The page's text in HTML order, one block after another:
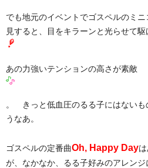
でも地元のイベントでゴスペルのミ
見すると、目をキラーンと光らせて駆
あの力強いテンションの高さが素敵
。 きっと低血圧のるる子にはないも
うなあ。
ゴスペルの定番曲Oh, Happy Day
が、なかなか、るる子好みのアレンジ